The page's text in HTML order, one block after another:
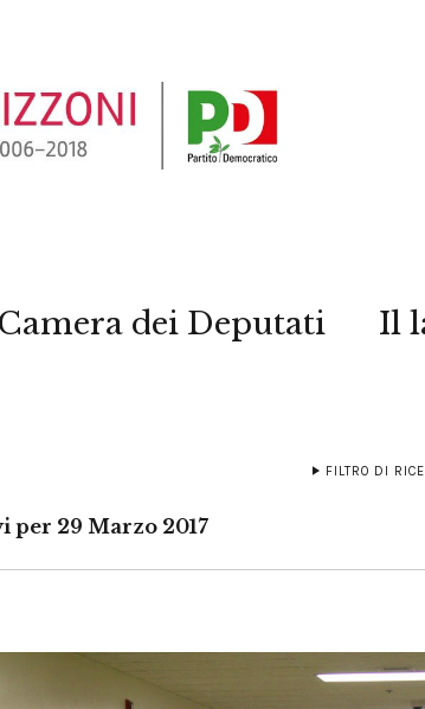
dei Deputati Il
FILTRO DI
per 29 Marzo 2017